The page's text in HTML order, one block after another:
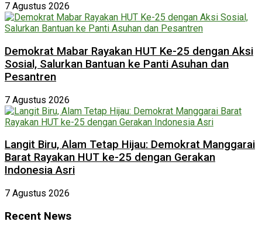
7 Agustus 2026
Demokrat Mabar Rayakan HUT Ke-25 dengan Aksi
Sosial, Salurkan Bantuan ke Panti Asuhan dan
Pesantren
7 Agustus 2026
Langit Biru, Alam Tetap Hijau: Demokrat Manggarai
Barat Rayakan HUT ke-25 dengan Gerakan
Indonesia Asri
7 Agustus 2026
Recent News